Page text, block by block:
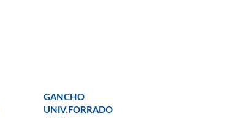
GANCHO
UNIV.FORRADO